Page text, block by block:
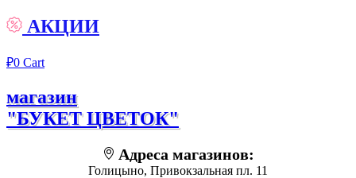
АКЦИИ
₽0 Cart
магазин
"БУКЕТ ЦВЕТОК"
Адреса магазинов:
Голицыно, Привокзальная пл. 11